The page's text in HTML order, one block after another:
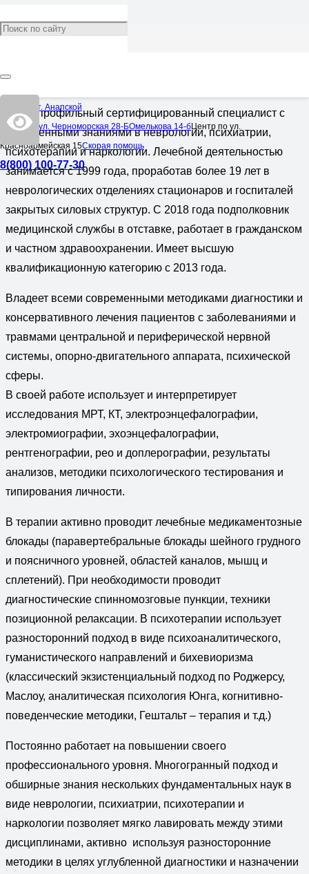
Центр в ст. Анапской
Центр по ул. Черноморская 28-БОмелькова 14-бЦентр по ул.
Красноармейская 15Скорая помощь
8(800) 100-77-30
Смирнов Алексей
Врач:
Многопрофильный сертифицированный специалист с
углубленными знаниями в неврологии, психиатрии,
психотерапии и наркологии. Лечебной деятельностью
занимается с 1999 года, проработав более 19 лет в
неврологических отделениях стационаров и госпиталей
закрытых силовых структур. С 2018 года подполковник
медицинской службы в отставке, работает в гражданском
и частном здравоохранении. Имеет высшую
квалификационную категорию с 2013 года.
Владеет всеми современными методиками диагностики и
консервативного лечения пациентов с заболеваниями и
травмами центральной и периферической нервной
системы, опорно-двигательного аппарата, психической
сферы.
В своей работе использует и интерпретирует
исследования МРТ, КТ, электроэнцефалографии,
электромиографии, эхоэнцефалографии,
рентгенографии, рео и доплерографии, результаты
анализов, методики психологического тестирования и
типирования личности.
В терапии активно проводит лечебные медикаментозные
блокады (паравертебральные блокады шейного грудного
и поясничного уровней, областей каналов, мышц и
сплетений). При необходимости проводит
диагностические спинномозговые пункции, техники
позиционной релаксации. В психотерапии использует
разносторонний подход в виде психоаналитического,
гуманистического направлений и бихевиоризма
(классический экзистенциальный подход по Роджерсу,
Маслоу, аналитическая психология Юнга, когнитивно-
поведенческие методики, Гештальт – терапия и т.д.)
Постоянно работает на повышении своего
профессионального уровня. Многогранный подход и
обширные знания нескольких фундаментальных наук в
виде неврологии, психиатрии, психотерапии и
наркологии позволяет мягко лавировать между этими
дисциплинами, активно используя разносторонние
методики в целях углубленной диагностики и назначении